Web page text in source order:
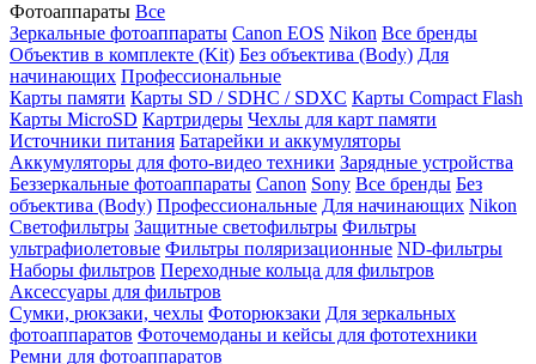
Фотоаппараты Все
Зеркальные фотоаппараты Canon EOS Nikon Все бренды
Объектив в комплекте (Kit) Без объектива (Body) Для
начинающих Профессиональные
Карты памяти Карты SD / SDHC / SDXC Карты Compact Flash
Карты MicroSD Картридеры Чехлы для карт памяти
Источники питания Батарейки и аккумуляторы
Аккумуляторы для фото-видео техники Зарядные устройства
Беззеркальные фотоаппараты Canon Sony Все бренды Без
объектива (Body) Профессиональные Для начинающих Nikon
Светофильтры Защитные светофильтры Фильтры
ультрафиолетовые Фильтры поляризационные ND-фильтры
Наборы фильтров Переходные кольца для фильтров
Аксессуары для фильтров
Сумки, рюкзаки, чехлы Фоторюкзаки Для зеркальных
фотоаппаратов Фоточемоданы и кейсы для фототехники
Ремни для фотоаппаратов